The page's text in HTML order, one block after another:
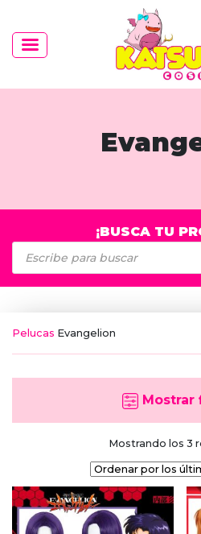
¡BUSCA TU
Búsqueda
de
productos
Pelucas Evangelion
Mostrar
Mostrando los 3